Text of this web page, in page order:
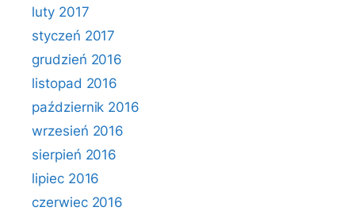
luty 2017
styczeń 2017
grudzień 2016
listopad 2016
październik 2016
wrzesień 2016
sierpień 2016
lipiec 2016
czerwiec 2016